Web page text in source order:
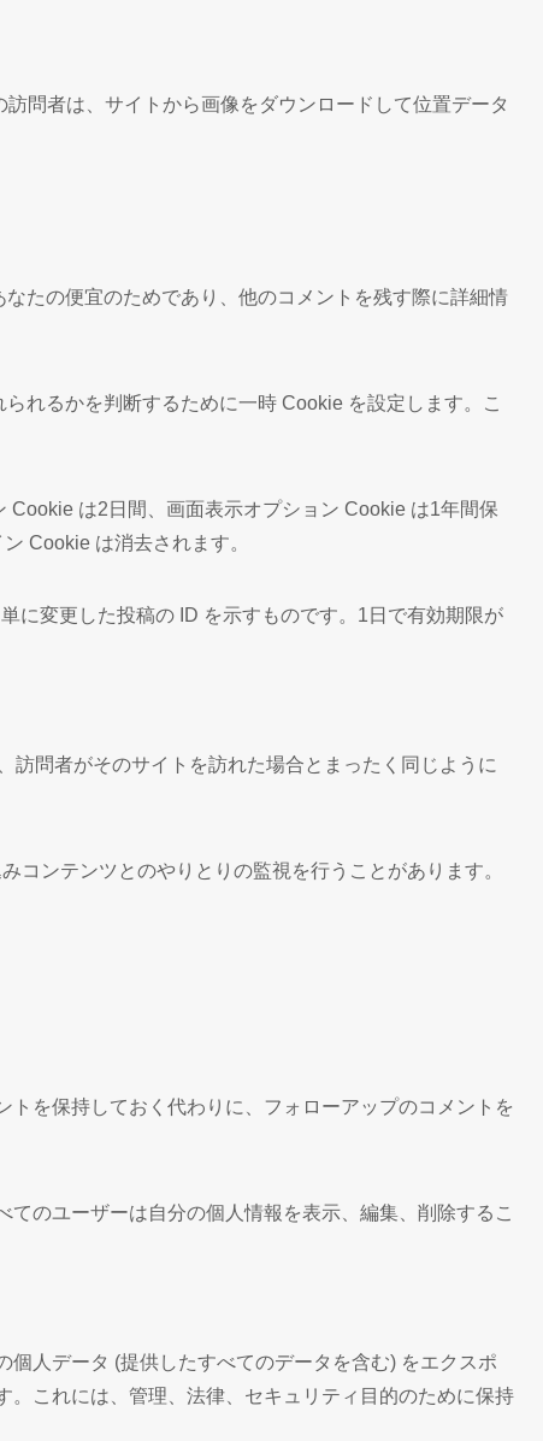
問者は、サイトから画像をダウンロードして位置データ
たの便宜のためであり、他のコメントを残す際に詳細情
れるかを判断するために一時 Cookie を設定します。こ
は2日間、画面表示オプション Cookie は1年間保
Cookie は消去されます。
に変更した投稿の ID を示すものです。1日で有効期限が
訪問者がそのサイトを訪れた場合とまったく同じように
コンテンツとのやりとりの監視を行うことがあります。
を保持しておく代わりに、フォローアップのコメントを
のユーザーは自分の個人情報を表示、編集、削除するこ
人データ (提供したすべてのデータを含む) をエクスポ
これには、管理、法律、セキュリティ目的のために保持